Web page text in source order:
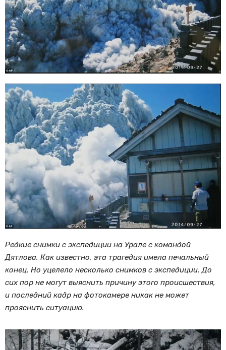
Редкие снимки с экспедиции на Урале с командой
Дятлова. Как известно, эта трагедия имела печальный
конец. Но уцелело несколько снимков с экспедиции. До
сих пор не могут выяснить причину этого происшествия,
и последний кадр на фотокамере никак не может
прояснить ситуацию.